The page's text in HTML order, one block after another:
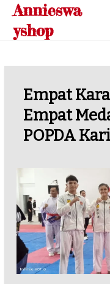
Skip
content
Annieswa
yshop
Empat
Empat
POPDA